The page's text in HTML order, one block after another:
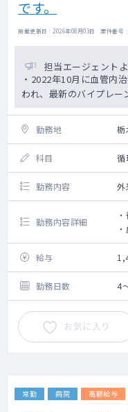
です。
掲載更新日 : 2026年08月03日 案件番号
担当エージェント
・2022年10月に血管内
われ、最新のバイプレー
勤務地 栃
科目 循
勤務内容 外
勤務内容詳細
不
ま
給与
勤務日数 4
お気に入り
常勤 病院 高額給与